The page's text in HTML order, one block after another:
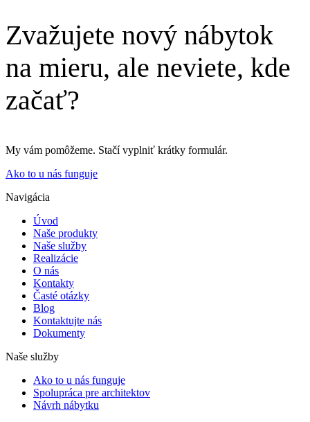
Zvažujete nový nábytok
na mieru, ale neviete, kde
začať?
My vám pomôžeme. Stačí vyplniť krátky formulár.
Ako to u nás funguje
Navigácia
Úvod
Naše produkty
Naše služby
Realizácie
O nás
Kontakty
Časté otázky
Blog
Kontaktujte nás
Dokumenty
Naše služby
Ako to u nás funguje
Spolupráca pre architektov
Návrh nábytku